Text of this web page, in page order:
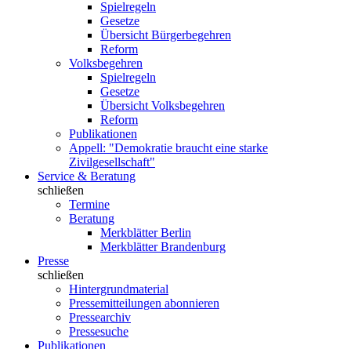
Spielregeln
Gesetze
Übersicht Bürgerbegehren
Reform
Volksbegehren
Spielregeln
Gesetze
Übersicht Volksbegehren
Reform
Publikationen
Appell: "Demokratie braucht eine starke
Zivilgesellschaft"
Service & Beratung
schließen
Termine
Beratung
Merkblätter Berlin
Merkblätter Brandenburg
Presse
schließen
Hintergrundmaterial
Pressemitteilungen abonnieren
Pressearchiv
Pressesuche
Publikationen